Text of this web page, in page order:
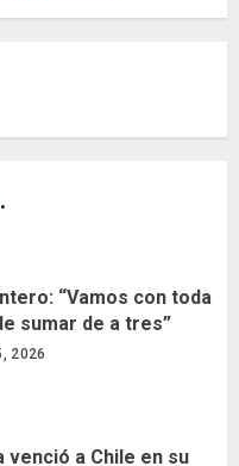
“Vamos con toda
sumar de a tres”
2026
venció a Chile en su